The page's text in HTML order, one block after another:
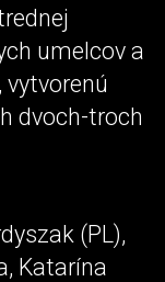
umelcov a
dvoch-troch
(PL),
Katarína